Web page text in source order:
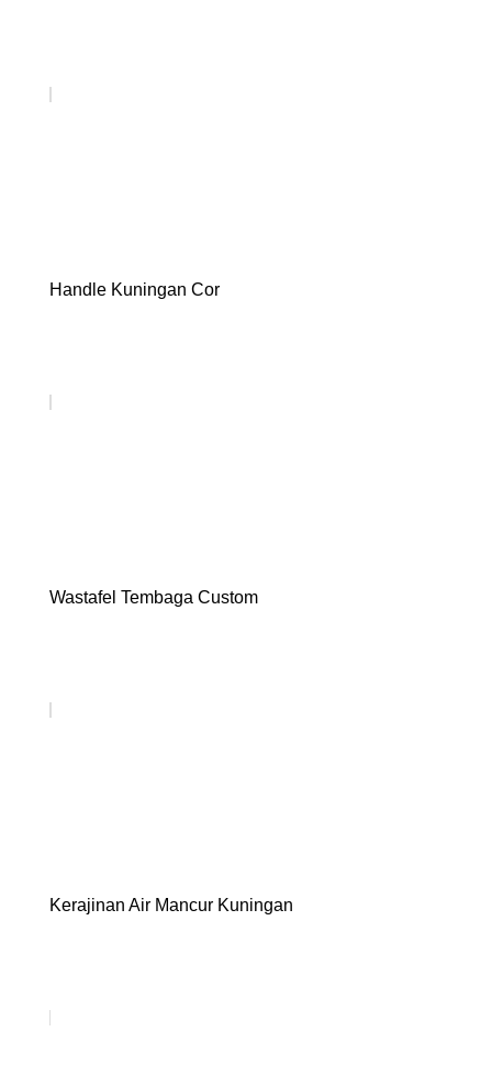
Handle Kuningan Cor
Wastafel Tembaga Custom
Kerajinan Air Mancur Kuningan